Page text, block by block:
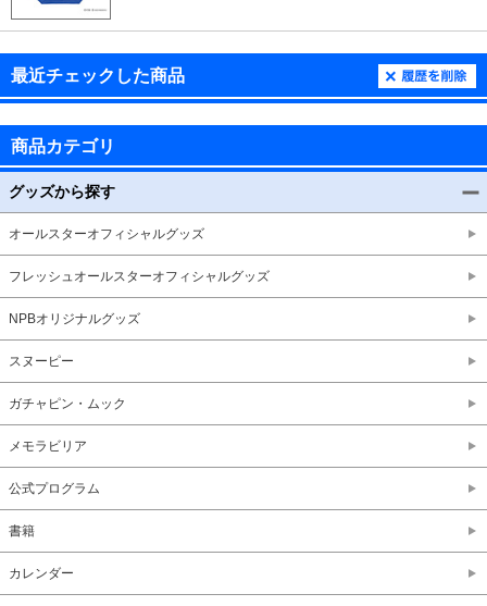
最近チェックした商品
商品カテゴリ
グッズから探す
オールスターオフィシャルグッズ
フレッシュオールスターオフィシャルグッズ
NPBオリジナルグッズ
スヌーピー
ガチャピン・ムック
メモラビリア
公式プログラム
書籍
カレンダー